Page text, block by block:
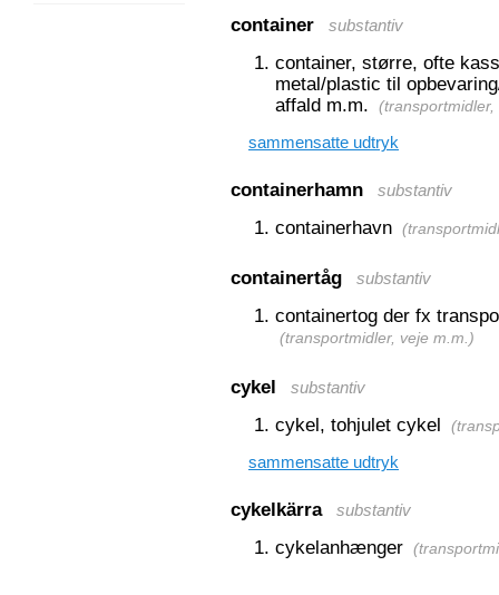
container substantiv
container, større, ofte
metal/plastic til
affald m.m.
(transportmidler,
sammensatte udtryk
containerhamn substantiv
containerhavn (
containertåg substantiv
containertog der fx
(transportmidler, veje m.m. )
cykel substantiv
cykel, tohjulet cykel (
sammensatte udtryk
cykelkärra substantiv
cykelanhænger (